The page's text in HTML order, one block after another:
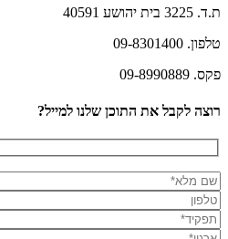
ת.ד. 3225 בית יהושע 40591
טלפון. 09-8301400
פקס. 09-8990889
רוצה לקבל את התוכן שלנו למייל?